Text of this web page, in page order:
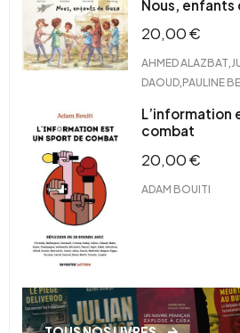
Nous, enfants
20,00€
AHMED ALAZBAT
DAOUD PAULINE
L’information
combat
20,00€
ADAM BOUITI